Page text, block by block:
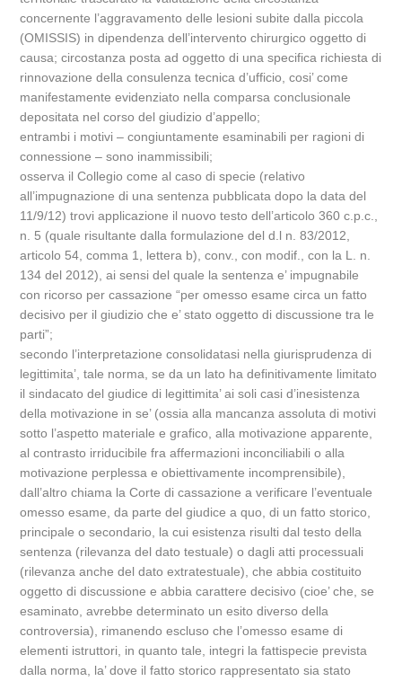
concernente l’aggravamento delle lesioni subite dalla piccola
(OMISSIS) in dipendenza dell’intervento chirurgico oggetto di
causa; circostanza posta ad oggetto di una specifica richiesta di
rinnovazione della consulenza tecnica d’ufficio, cosi’ come
manifestamente evidenziato nella comparsa conclusionale
depositata nel corso del giudizio d’appello;
entrambi i motivi – congiuntamente esaminabili per ragioni di
connessione – sono inammissibili;
osserva il Collegio come al caso di specie (relativo
all’impugnazione di una sentenza pubblicata dopo la data del
11/9/12) trovi applicazione il nuovo testo dell’articolo 360 c.p.c.,
n. 5 (quale risultante dalla formulazione del d.l n. 83/2012,
articolo 54, comma 1, lettera b), conv., con modif., con la L. n.
134 del 2012), ai sensi del quale la sentenza e’ impugnabile
con ricorso per cassazione “per omesso esame circa un fatto
decisivo per il giudizio che e’ stato oggetto di discussione tra le
parti”;
secondo l’interpretazione consolidatasi nella giurisprudenza di
legittimita’, tale norma, se da un lato ha definitivamente limitato
il sindacato del giudice di legittimita’ ai soli casi d’inesistenza
della motivazione in se’ (ossia alla mancanza assoluta di motivi
sotto l’aspetto materiale e grafico, alla motivazione apparente,
al contrasto irriducibile fra affermazioni inconciliabili o alla
motivazione perplessa e obiettivamente incomprensibile),
dall’altro chiama la Corte di cassazione a verificare l’eventuale
omesso esame, da parte del giudice a quo, di un fatto storico,
principale o secondario, la cui esistenza risulti dal testo della
sentenza (rilevanza del dato testuale) o dagli atti processuali
(rilevanza anche del dato extratestuale), che abbia costituito
oggetto di discussione e abbia carattere decisivo (cioe’ che, se
esaminato, avrebbe determinato un esito diverso della
controversia), rimanendo escluso che l’omesso esame di
elementi istruttori, in quanto tale, integri la fattispecie prevista
dalla norma, la’ dove il fatto storico rappresentato sia stato